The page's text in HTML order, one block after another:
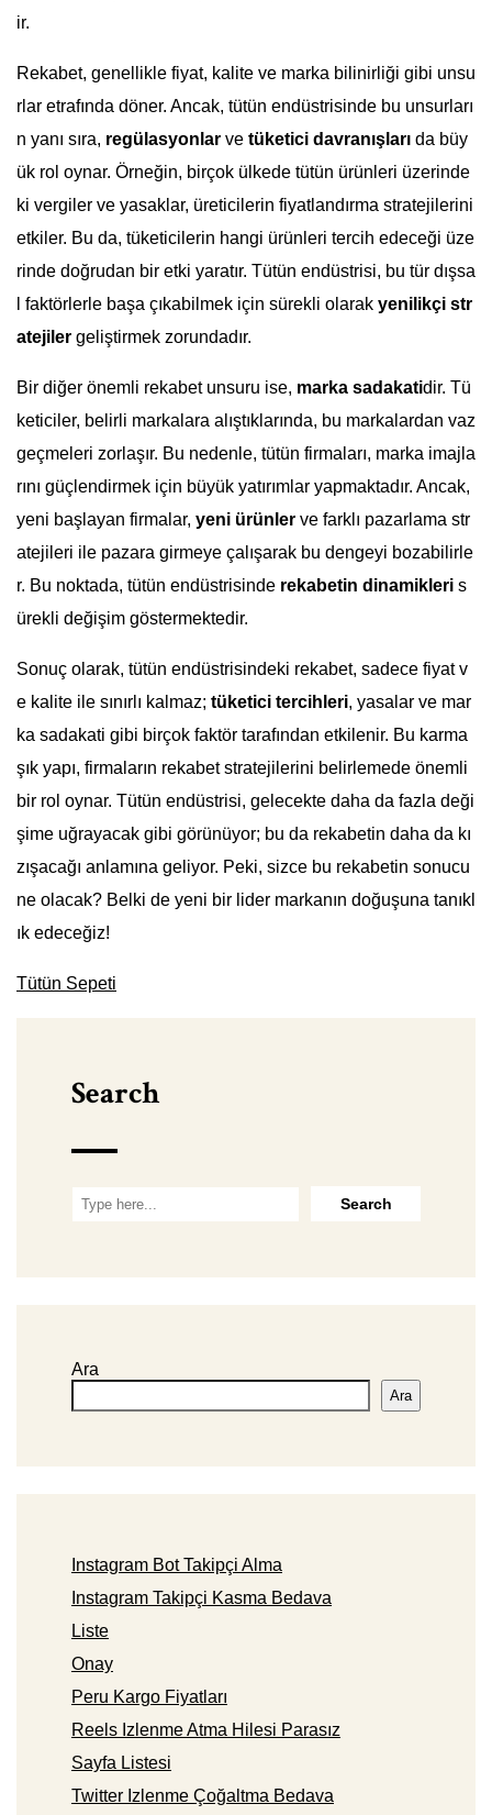
ir.
Rekabet, genellikle fiyat, kalite ve marka bilinirliği gibi unsu
rlar etrafında döner. Ancak, tütün endüstrisinde bu unsurları
n yanı sıra, regülasyonlar ve tüketici davranışları da büy
ük rol oynar. Örneğin, birçok ülkede tütün ürünleri üzerinde
ki vergiler ve yasaklar, üreticilerin fiyatlandırma stratejilerini
etkiler. Bu da, tüketicilerin hangi ürünleri tercih edeceği üze
rinde doğrudan bir etki yaratır. Tütün endüstrisi, bu tür dışsa
l faktörlerle başa çıkabilmek için sürekli olarak yenilikçi str
atejiler geliştirmek zorundadır.
Bir diğer önemli rekabet unsuru ise, marka sadakatidir. Tü
keticiler, belirli markalara alıştıklarında, bu markalardan vaz
geçmeleri zorlaşır. Bu nedenle, tütün firmaları, marka imajla
rını güçlendirmek için büyük yatırımlar yapmaktadır. Ancak,
yeni başlayan firmalar, yeni ürünler ve farklı pazarlama str
atejileri ile pazara girmeye çalışarak bu dengeyi bozabilirle
r. Bu noktada, tütün endüstrisinde rekabetin dinamikleri s
ürekli değişim göstermektedir.
Sonuç olarak, tütün endüstrisindeki rekabet, sadece fiyat v
e kalite ile sınırlı kalmaz; tüketici tercihleri, yasalar ve mar
ka sadakati gibi birçok faktör tarafından etkilenir. Bu karma
şık yapı, firmaların rekabet stratejilerini belirlemede önemli
bir rol oynar. Tütün endüstrisi, gelecekte daha da fazla deği
şime uğrayacak gibi görünüyor; bu da rekabetin daha da kı
zışacağı anlamına geliyor. Peki, sizce bu rekabetin sonucu
ne olacak? Belki de yeni bir lider markanın doğuşuna tanıkl
ık edeceğiz!
Tütün Sepeti
Search
Ara
Ara
Instagram Bot Takipçi Alma
Instagram Takipçi Kasma Bedava
Liste
Onay
Peru Kargo Fiyatları
Reels Izlenme Atma Hilesi Parasız
Sayfa Listesi
Twitter Izlenme Çoğaltma Bedava